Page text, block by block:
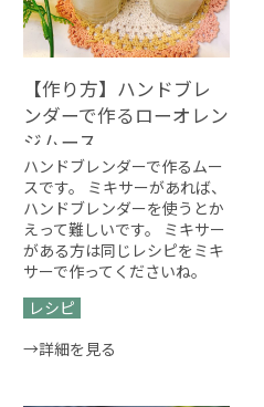
【作り方】ハンドブレ
ンダーで作るローオレン
ジムース
ハンドブレンダーで作るムー
スです。 ミキサーがあれば、
ハンドブレンダーを使うとか
えって難しいです。 ミキサー
がある方は同じレシピをミキ
サーで作ってくださいね。
レシピ
→詳細を見る